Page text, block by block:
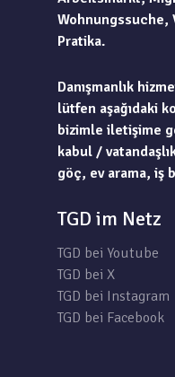
Wohnungssuche,
Pratika.
Danışmanlık
lütfen aşağıdaki
bizimle iletişime
kabul /
göç, ev arama, iş
TGD im Netz
TGD bei Youtube
TGD bei X
TGD bei Instagram
TGD bei Facebook